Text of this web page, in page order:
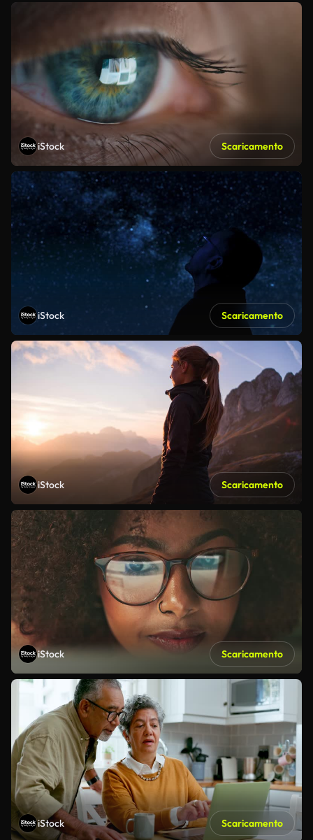
iStock Scaricamento
iStock Scaricamento
iStock Scaricamento
iStock Scaricamento
iStock Scaricamento